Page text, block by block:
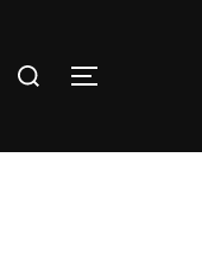
検
サイドバー